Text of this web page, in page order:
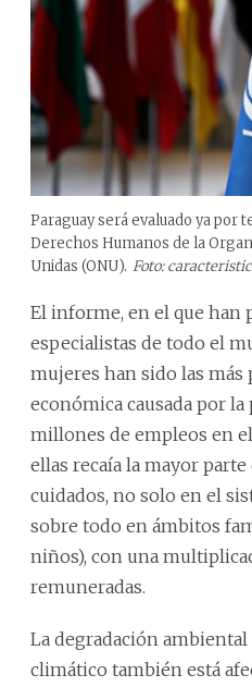
Paraguay será evaluado ya por
Derechos Humanos de la
Unidas (ONU). Foto:
El informe, en el que han
especialistas de todo el
mujeres han sido las más
económica causada por
millones de empleos en
ellas recaía la mayor parte
cuidados, no solo en el
sobre todo en ámbitos
niños), con una
remuneradas.
La degradación ambiental
climático también está